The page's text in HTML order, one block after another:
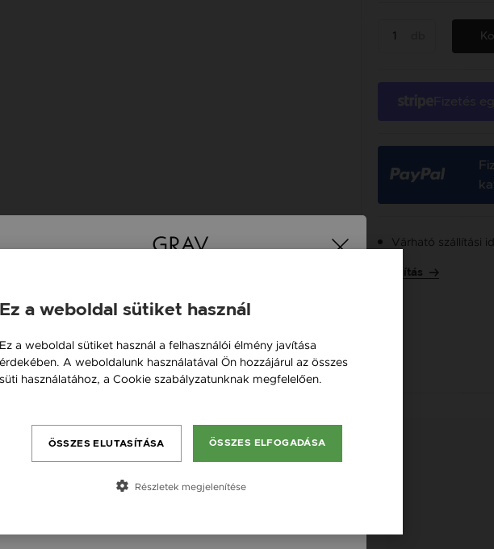
Várható szállítási
Szállítás
Österreich / AT
România / RO
Slovensko / SK
Ez a weboldal sütiket használ
Ez a weboldal sütiket használ a felhasználói élmény javítása
érdekében. A weboldalunk használatával Ön hozzájárul az összes
süti használatához, a Cookie szabályzatunknak megfelelően.
ÖSSZES ELFOGADÁSA
ÖSSZES ELUTASÍTÁSA
Részletek megjelenítése